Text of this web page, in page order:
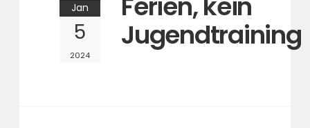
Jugendtraining
Jan
5
2024